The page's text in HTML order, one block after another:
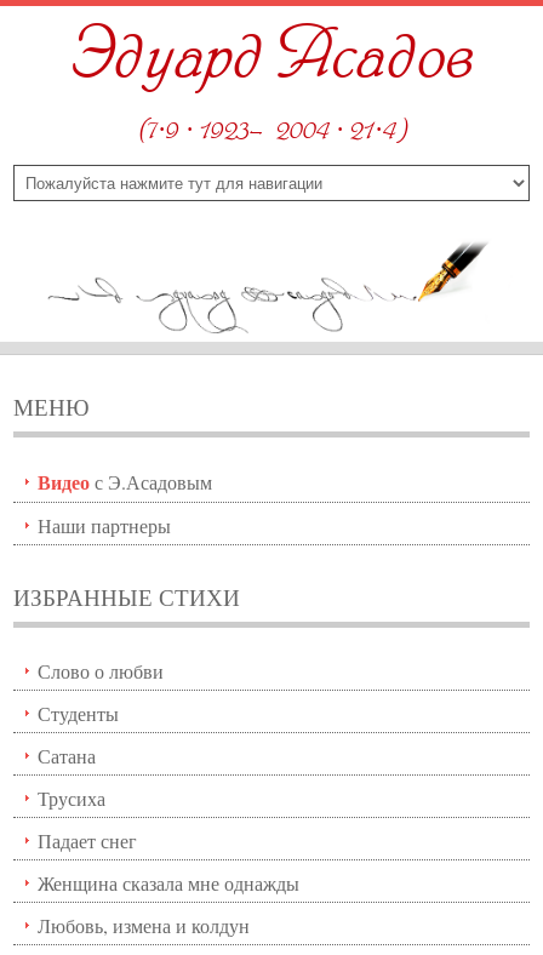
Эдуард Асадов
(7·9 · 1923—2004 · 21·4)
МЕНЮ
Видеос Э.Асадовым
Наши партнеры
ИЗБРАННЫЕ СТИХИ
Слово о любви
Студенты
Сатана
Трусиха
Падает снег
Женщина сказала мне однажды
Любовь, измена и колдун